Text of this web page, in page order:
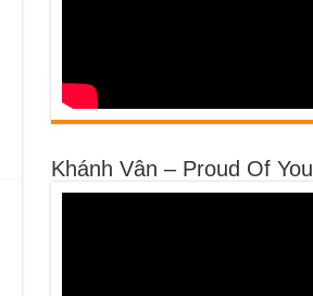
Khánh Vân – Proud Of You